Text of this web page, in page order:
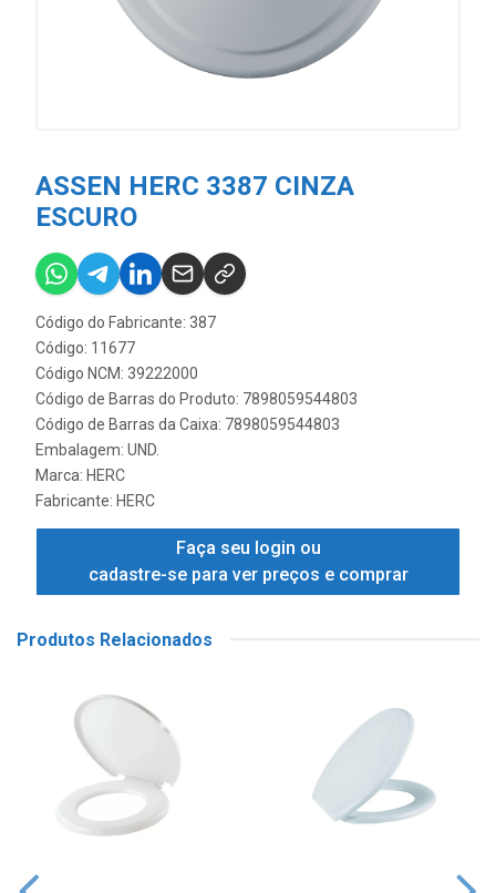
ASSEN HERC 3387 CINZA
ESCURO
Código do Fabricante: 387
Código: 11677
Código NCM: 39222000
Código de Barras do Produto: 7898059544803
Código de Barras da Caixa: 7898059544803
Embalagem: UND.
Marca: HERC
Fabricante: HERC
Faça seu login ou
cadastre-se para ver preços e comprar
Produtos Relacionados